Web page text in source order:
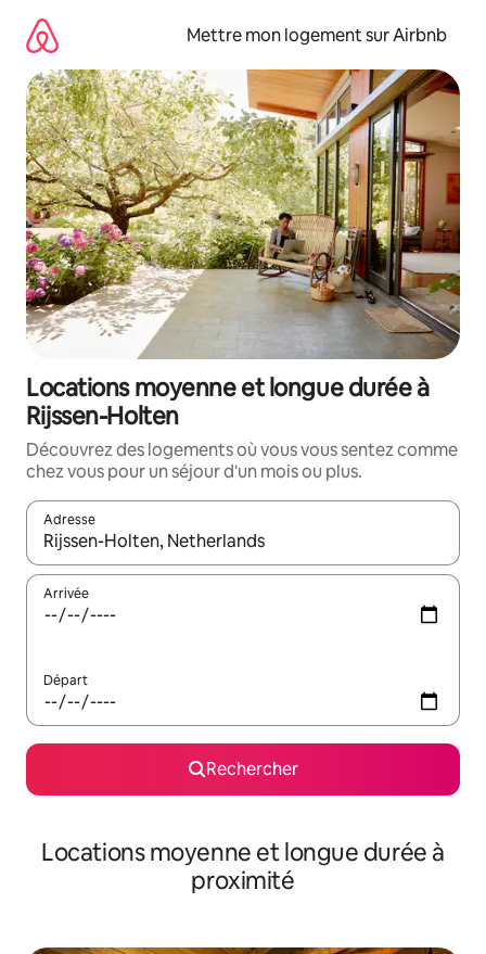
directement
contenu
Mettre mon logement sur Airbnb
Locations moyenne et longue durée à
Rijssen-Holten
Découvrez des logements où vous vous sentez comme
chez vous pour un séjour d'un mois ou plus.
Adresse
Lorsque les résultats s'affichent, utilisez les flèches vers le
Arrivée
Départ
Rechercher
Locations moyenne et longue durée à
proximité